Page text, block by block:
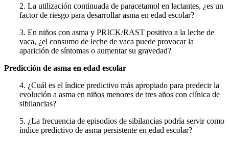
2. La utilización continuada de paracetamol en lactantes, ¿es un
factor de riesgo para desarrollar asma en edad escolar?
3. En niños con asma y PRICK/RAST positivo a la leche de
vaca, ¿el consumo de leche de vaca puede provocar la
aparición de síntomas o aumentar su gravedad?
Predicción de asma en edad escolar
4. ¿Cuál es el índice predictivo más apropiado para predecir la
evolución a asma en niños menores de tres años con clínica de
sibilancias?
5. ¿La frecuencia de episodios de sibilancias podría servir como
índice predictivo de asma persistente en edad escolar?